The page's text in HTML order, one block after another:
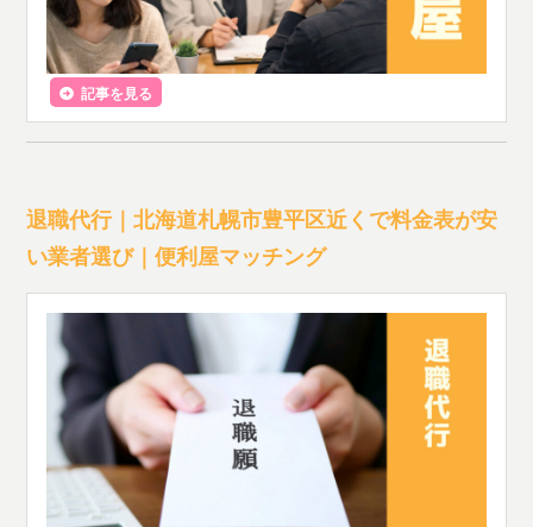
記事を見る
退職代行｜北海道札幌市豊平区近くで料金表が安
い業者選び｜便利屋マッチング